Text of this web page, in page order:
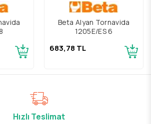
Beta Alyan Tornavida
1205E/ES 6
683,78 TL
Hızlı Teslimat